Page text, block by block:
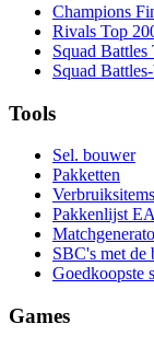
Champions
Rivals Top
Squad Battles
Squad
Tools
Sel. bouwer
Pakketten
Verbruiksitems
Pakkenlijst
SBC's met de
Goedkoopste
Games